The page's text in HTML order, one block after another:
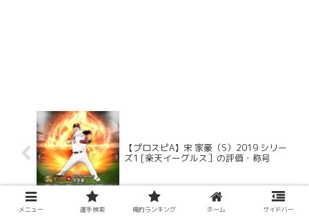
【プロスピA】宋 家豪（S）2019 シリー
ズ1 [楽天イーグルス］の評価・称号
メニュー 選手検索 俺的ランキング ホーム サイドバー